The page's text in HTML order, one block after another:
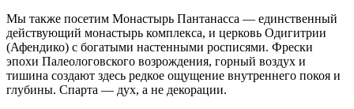
Мы также посетим Монастырь Пантанасса — единственный
действующий монастырь комплекса, и церковь Одигитрии
(Афендико) с богатыми настенными росписями. Фрески
эпохи Палеологовского возрождения, горный воздух и
тишина создают здесь редкое ощущение внутреннего покоя и
глубины. Спарта — дух, а не декорации.